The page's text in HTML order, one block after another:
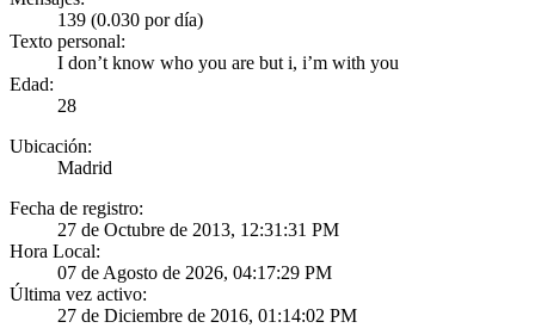
139 (0.030 por día)
Texto personal:
I don’t know who you are but i, i’m with you
Edad:
28
Ubicación:
Madrid
Fecha de registro:
27 de Octubre de 2013, 12:31:31 PM
Hora Local:
07 de Agosto de 2026, 04:17:29 PM
Última vez activo:
27 de Diciembre de 2016, 01:14:02 PM